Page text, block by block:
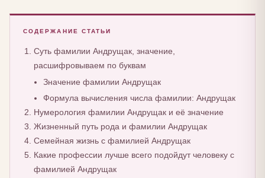
СОДЕРЖАНИЕ СТАТЬИ
Суть фамилии Андрущак, значение,
расшифровываем по буквам
Значение фамилии Андрущак
Формула вычисления числа фамилии: Андрущак
Нумерология фамилии Андрущак и её значение
Жизненный путь рода и фамилии Андрущак
Семейная жизнь с фамилией Андрущак
Какие профессии лучше всего подойдут человеку с
фамилией Андрущак